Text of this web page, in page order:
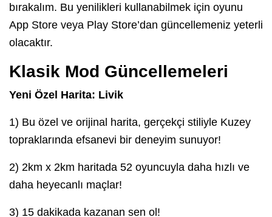
bırakalım. Bu yenilikleri kullanabilmek için oyunu
App Store veya Play Store’dan güncellemeniz yeterli
olacaktır.
Klasik Mod Güncellemeleri
Yeni Özel Harita: Livik
1) Bu özel ve orijinal harita, gerçekçi stiliyle Kuzey
topraklarında efsanevi bir deneyim sunuyor!
2) 2km x 2km haritada 52 oyuncuyla daha hızlı ve
daha heyecanlı maçlar!
3) 15 dakikada kazanan sen ol!